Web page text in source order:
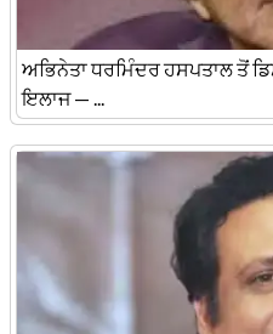
ਅਭਿਨੇਤਾ ਧਰਮਿੰਦਰ ਹਸਪਤਾਲ ਤੋਂ
ਇਲਾਜ — ...